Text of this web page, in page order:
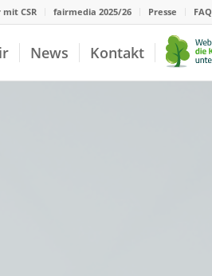
CSR fairmedia 2025/26 Presse FAQ
News Kontakt